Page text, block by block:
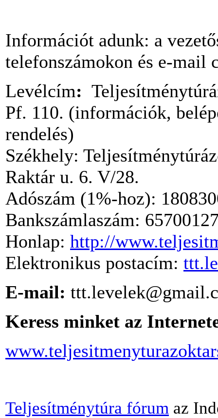
Információt adunk: a
telefonszámokon és e-mail
Levélcím:
Pf. 110. (információk,
rendelés)
Székhely:
Raktár u. 6. V/28.
Adószám (1%-hoz):
Bankszámlaszám:
Honlap: http://
Elektronikus postacím:
E-mail:
Keress minket az
Teljesítménytúra fórum az